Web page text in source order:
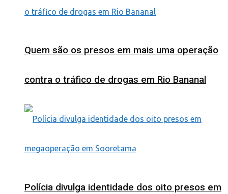
Quem são os presos em mais uma operação
contra o tráfico de drogas em Rio Bananal
Polícia divulga identidade dos oito presos em